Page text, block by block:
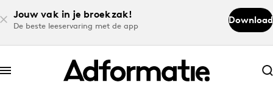
Jouw vak in je broekzak!
De beste leeservaring met de app
Download
Abonneer nu
Abonneer nu